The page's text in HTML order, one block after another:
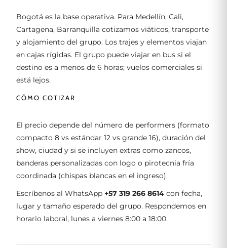
Bogotá es la base operativa. Para Medellín, Cali,
Cartagena, Barranquilla cotizamos viáticos, transporte
y alojamiento del grupo. Los trajes y elementos viajan
en cajas rígidas. El grupo puede viajar en bus si el
destino es a menos de 6 horas; vuelos comerciales si
está lejos.
CÓMO COTIZAR
El precio depende del número de performers (formato
compacto 8 vs estándar 12 vs grande 16), duración del
show, ciudad y si se incluyen extras como zancos,
banderas personalizadas con logo o pirotecnia fría
coordinada (chispas blancas en el ingreso).
Escríbenos al WhatsApp +57 319 266 8614 con fecha,
lugar y tamaño esperado del grupo. Respondemos en
horario laboral, lunes a viernes 8:00 a 18:00.